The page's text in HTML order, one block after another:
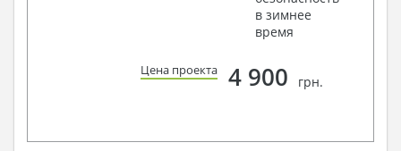
в зимнее
время
Цена проекта 4 900 грн.